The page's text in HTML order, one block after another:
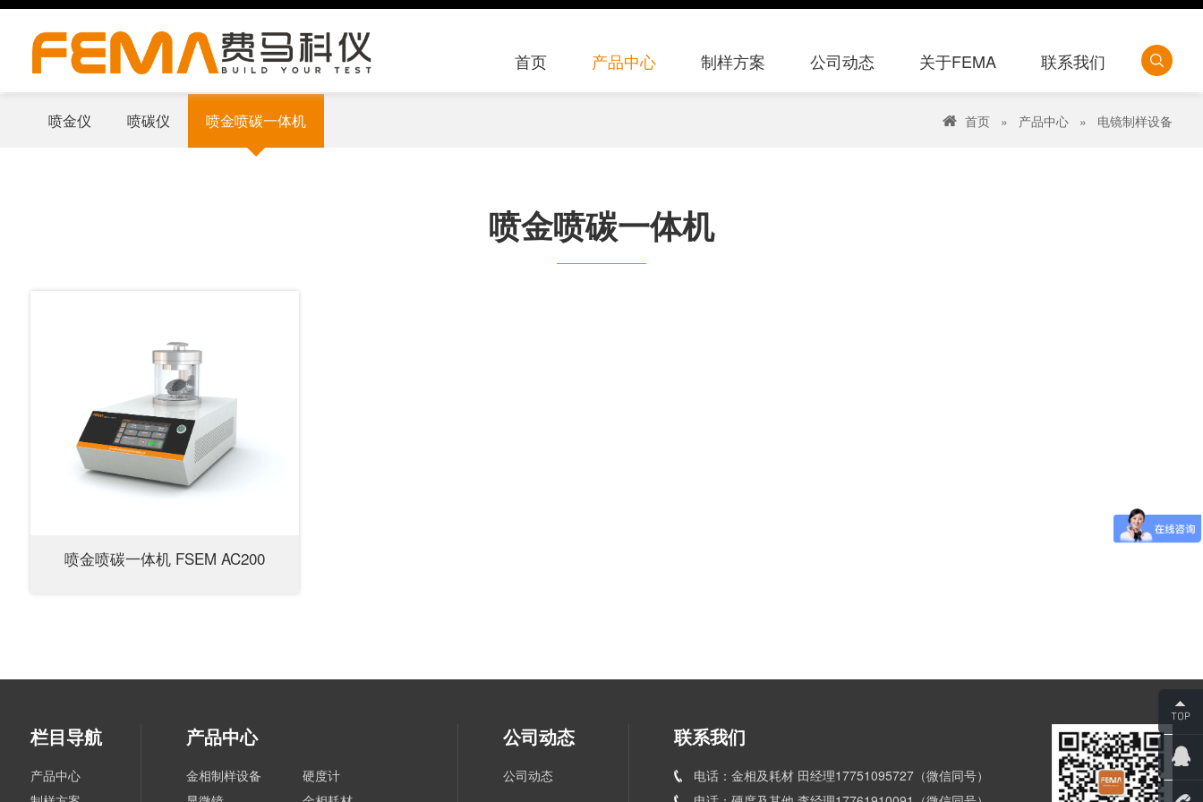
首页 产品中心 制样方案 公司动态 关于FEMA 联系我们
喷金仪 喷碳仪 喷金喷碳一体机 首页 » 产品中心 » 电镜制样设备
喷金喷碳一体机
喷金喷碳一体机 FSEM AC200
栏目导航
产品中心
产品中心
金相制样设备
硬度计
公司动态
公司动态
联系我们
电话：金相及耗材 田经理17751095727（微信同号）